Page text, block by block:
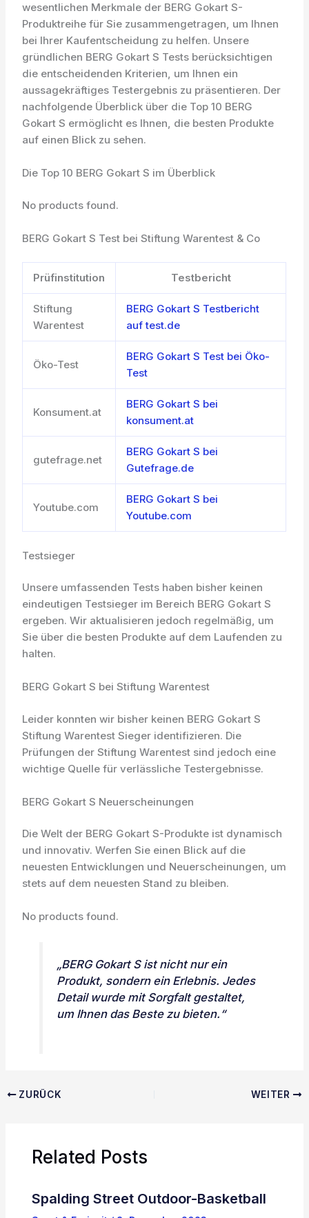
wesentlichen Merkmale der BERG Gokart S-
Produktreihe für Sie zusammengetragen, um Ihnen
bei Ihrer Kaufentscheidung zu helfen. Unsere
gründlichen BERG Gokart S Tests berücksichtigen
die entscheidenden Kriterien, um Ihnen ein
aussagekräftiges Testergebnis zu präsentieren. Der
nachfolgende Überblick über die Top 10 BERG
Gokart S ermöglicht es Ihnen, die besten Produkte
auf einen Blick zu sehen.
Die Top 10 BERG Gokart S im Überblick
No products found.
BERG Gokart S Test bei Stiftung Warentest & Co
Prüfinstitution Testbericht
Stiftung
Warentest
BERG Gokart S Testbericht
auf test.de
Öko-Test
BERG Gokart S Test bei Öko-
Test
Konsument.at
BERG Gokart S bei
konsument.at
gutefrage.net
BERG Gokart S bei
Gutefrage.de
Youtube.com
BERG Gokart S bei
Youtube.com
Testsieger
Unsere umfassenden Tests haben bisher keinen
eindeutigen Testsieger im Bereich BERG Gokart S
ergeben. Wir aktualisieren jedoch regelmäßig, um
Sie über die besten Produkte auf dem Laufenden zu
halten.
BERG Gokart S bei Stiftung Warentest
Leider konnten wir bisher keinen BERG Gokart S
Stiftung Warentest Sieger identifizieren. Die
Prüfungen der Stiftung Warentest sind jedoch eine
wichtige Quelle für verlässliche Testergebnisse.
BERG Gokart S Neuerscheinungen
Die Welt der BERG Gokart S-Produkte ist dynamisch
und innovativ. Werfen Sie einen Blick auf die
neuesten Entwicklungen und Neuerscheinungen, um
stets auf dem neuesten Stand zu bleiben.
No products found.
„BERG Gokart S ist nicht nur ein
Produkt, sondern ein Erlebnis. Jedes
Detail wurde mit Sorgfalt gestaltet,
um Ihnen das Beste zu bieten.“
ZURÜCK WEITER
Related Posts
Spalding Street Outdoor-Basketball